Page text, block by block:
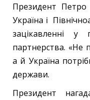
Президент
Україна і
зацікавленні у
партнерства. «Не
а й Україна
держави.
Президент